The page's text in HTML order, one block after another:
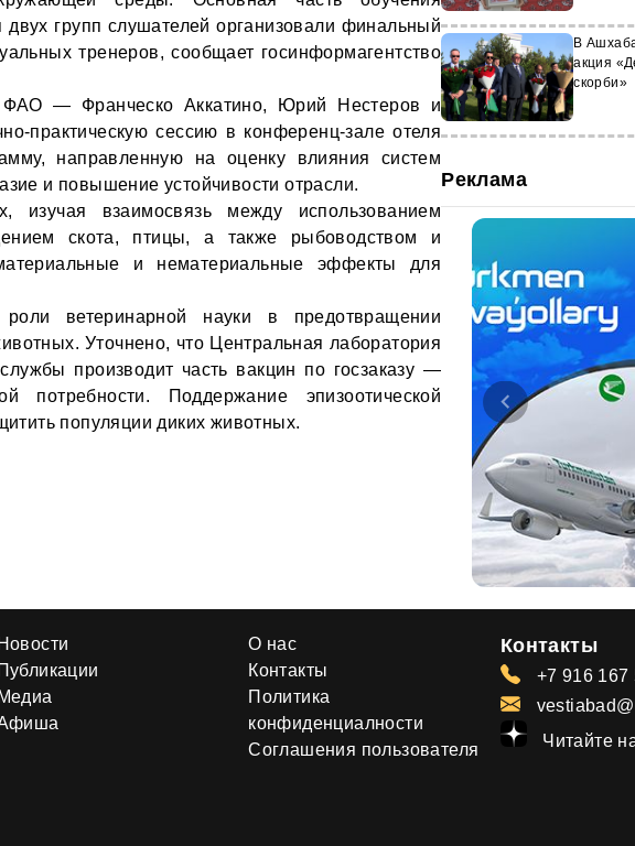
групп слушателей организовали финальный
тренеров, сообщает госинформагентство
— Франческо Аккатино, Юрий Нестеров и
практическую сессию в конференц-зале отеля
направленную на оценку влияния систем
и повышение устойчивости отрасли.
изучая взаимосвязь между использованием
скота, птицы, а также рыбоводством и
и нематериальные эффекты для
ветеринарной науки в предотвращении
Уточнено, что Центральная лаборатория
производит часть вакцин по госзаказу —
потребности. Поддержание эпизоотической
популяции диких животных.
В
акция
скорби»
Реклама
Новости
Публикации
Медиа
О нас
Контакты
Политика
конфиденциалности
Соглашения пользователя
Контакты
+7 916 167
Читайте